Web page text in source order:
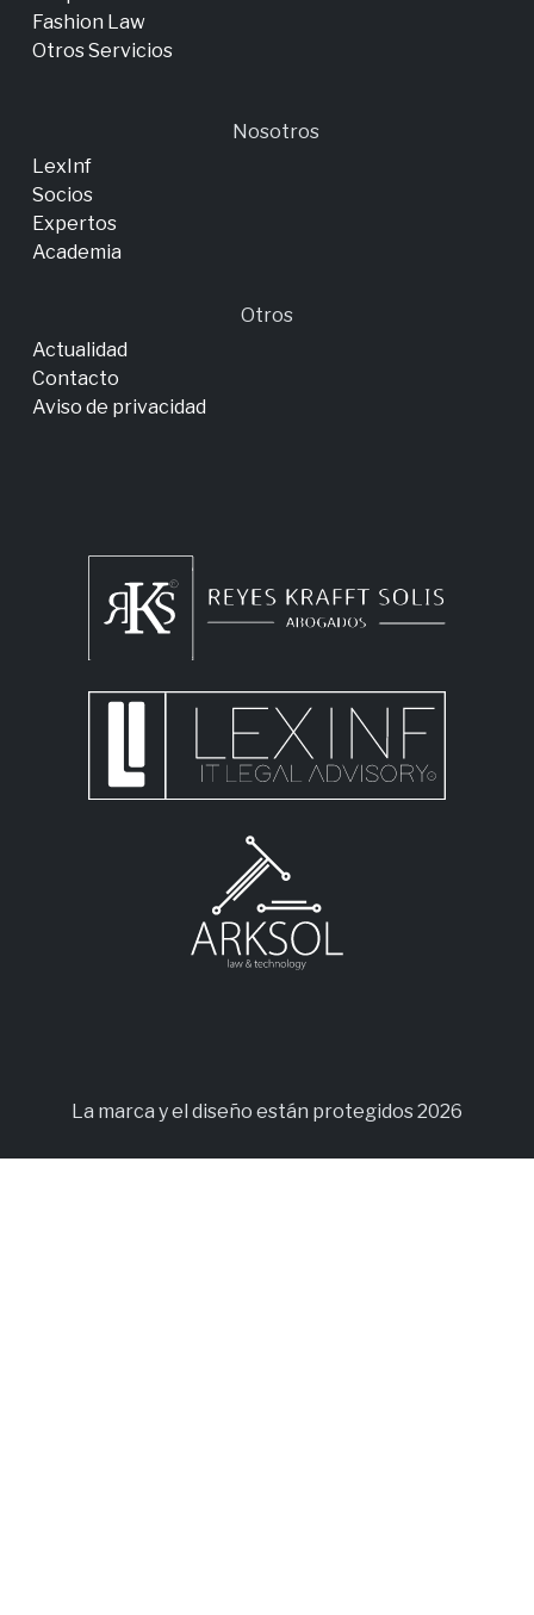
Fashion Law
Otros Servicios
Nosotros
LexInf
Socios
Expertos
Academia
Otros
Actualidad
Contacto
Aviso de privacidad
La marca y el diseño están protegidos 2026